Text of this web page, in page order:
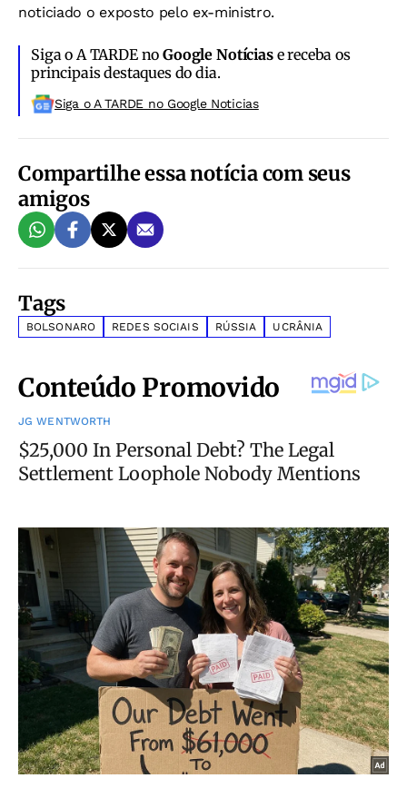
noticiado o exposto pelo ex-ministro.
Siga o A TARDE noGoogle Notíciase receba os
principais destaques do dia.
Siga o A TARDE no Google Noticias
Compartilhe essa notícia com seus
amigos
Tags
BOLSONARO REDES SOCIAIS RÚSSIA UCRÂNIA